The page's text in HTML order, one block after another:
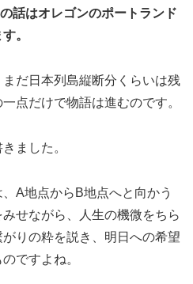
話はオレゴンのポートランド
。
だ日本列島縦断分くらいは残
点だけで物語は進むのです。
ました。
A地点からB地点へと向かう
せながら、人生の機微をちら
りの粋を説き、明日への希望
ですよね。